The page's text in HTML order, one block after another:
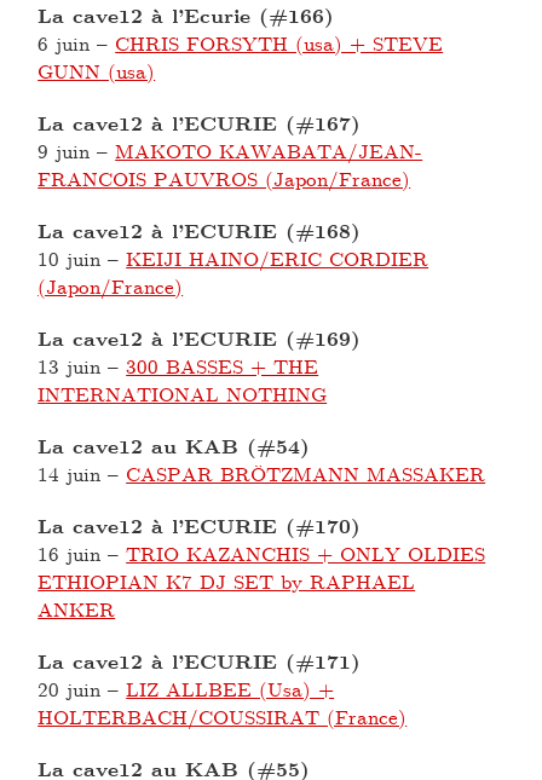
La cave12 à l’Ecurie (#166)
6 juin – CHRIS FORSYTH (usa) + STEVE
GUNN (usa)
La cave12 à l’ECURIE (#167)
9 juin –MAKOTO KAWABATA/JEAN-
FRANCOIS PAUVROS (Japon/France)
La cave12 à l’ECURIE (#168)
10 juin –KEIJI HAINO/ERIC CORDIER
(Japon/France)
La cave12 à l’ECURIE (#169)
13 juin –300 BASSES + THE
INTERNATIONAL NOTHING
La cave12 au KAB (#54)
14 juin – CASPAR BRÖTZMANN MASSAKER
La cave12 à l’ECURIE (#170)
16 juin –TRIO KAZANCHIS + ONLY OLDIES
ETHIOPIAN K7 DJ SET by RAPHAEL
ANKER
La cave12 à l’ECURIE (#171)
20 juin –LIZ ALLBEE (Usa) +
HOLTERBACH/COUSSIRAT (France)
La cave12 au KAB (#55)